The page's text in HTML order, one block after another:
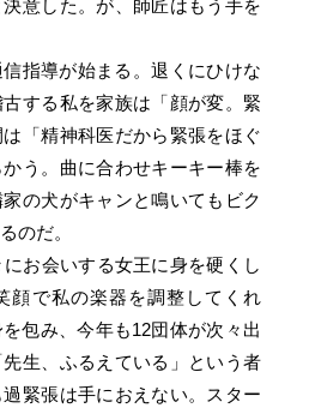
意した。が、師匠はもう手を
指導が始まる。退くにひけな
する私を家族は「顔が変。緊
「精神科医だから緊張をほぐ
う。曲に合わせキーキー棒を
の犬がキャンと鳴いてもビク
のだ。
お会いする女王に身を硬くし
顔で私の楽器を調整してくれ
包み、今年も12団体が次々出
生、ふるえている」という者
緊張は手におえない。スター